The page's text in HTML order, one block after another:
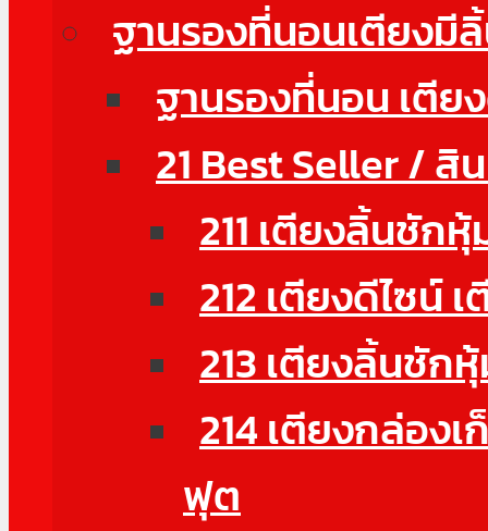
ฐานรองที่นอนเตียงมี
ฐานรองที่นอน เตีย
21 Best Seller / สิ
211 เตียงลิ้นชัก
212 เตียงดีไซน์
213 เตียงลิ้นชัก
214 เตียงกล่อง
ฟุต